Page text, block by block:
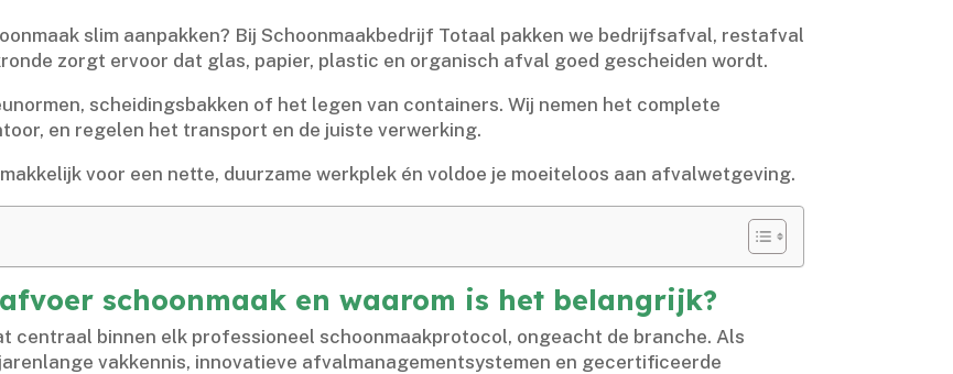
slim aanpakken? Bij Schoonmaakbedrijf Totaal pakken we bedrijfsafval, restafval
zorgt ervoor dat glas, papier, plastic en organisch afval goed gescheiden wordt.​
scheidingsbakken of het legen van containers.​ Wij nemen het complete
en regelen het transport en de juiste verwerking.​
voor een nette, duurzame werkplek én voldoe je moeiteloos aan afvalwetgeving.​
schoonmaak en waarom is het belangrijk?
centraal binnen elk professioneel schoonmaakprotocol, ongeacht de branche.​ Als
vakkennis, innovatieve afvalmanagementsystemen en gecertificeerde